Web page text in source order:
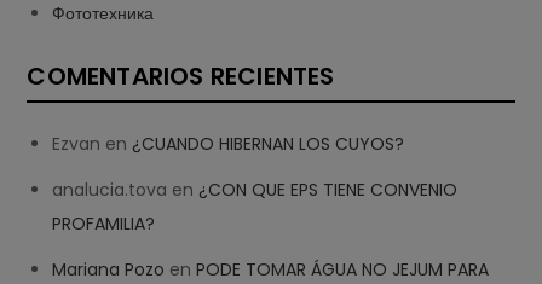
Фототехника
COMENTARIOS RECIENTES
Ezvan en ¿CUANDO HIBERNAN LOS CUYOS?
analucia.tova en ¿CON QUE EPS TIENE CONVENIO
PROFAMILIA?
Mariana Pozo enPODE TOMAR ÁGUA NO JEJUM PARA